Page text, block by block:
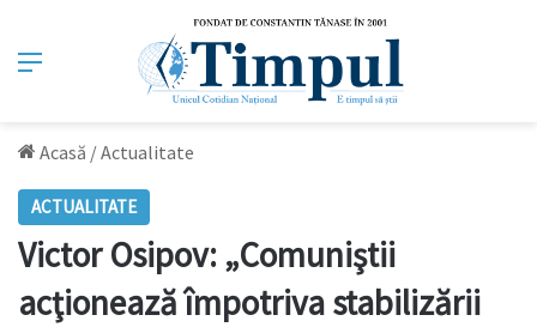
Meniu
Acasă /Actualitate
ACTUALITATE
Victor Osipov: „Comuniştii
acţionează împotriva stabilizării